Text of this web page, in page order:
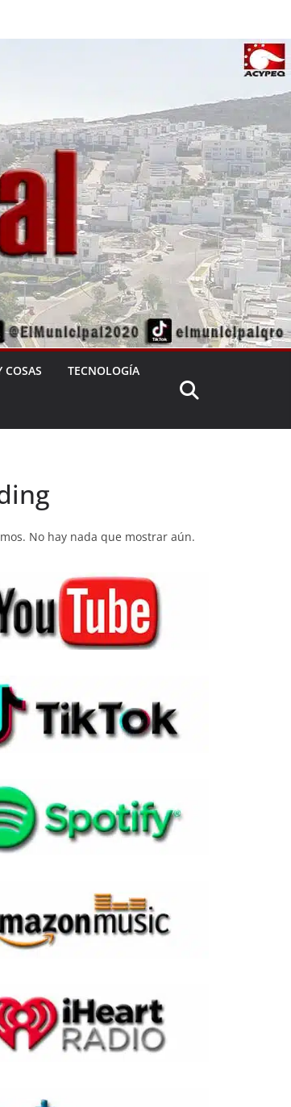
COSAS TECNOLOGÍA
No hay nada que mostrar aún.